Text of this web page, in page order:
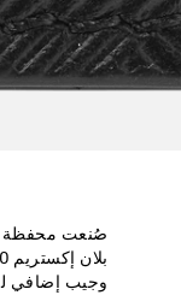
وجيب إضافي